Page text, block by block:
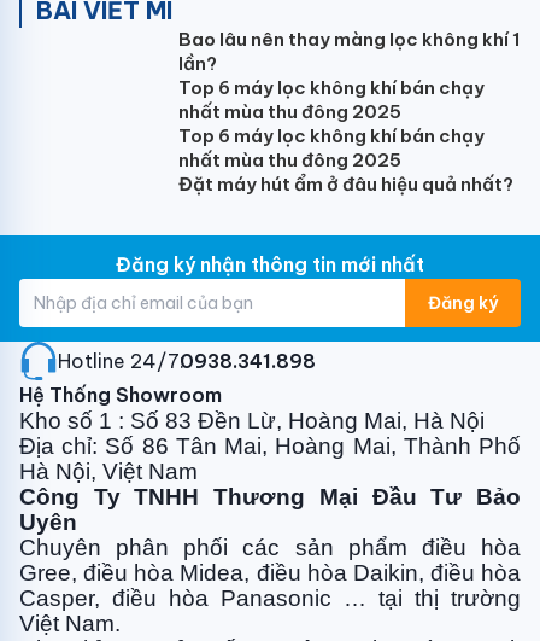
BÀI VIẾT MI
Bao lâu nên thay màng lọc không khí 1
lần?
Top 6 máy lọc không khí bán chạy
nhất mùa thu đông 2025
Top 6 máy lọc không khí bán chạy
nhất mùa thu đông 2025
Đặt máy hút ẩm ở đâu hiệu quả nhất?
Đăng ký nhận thông tin mới nhất
Đăng ký
Hotline 24/7:0938.341.898
Hệ Thống Showroom
Kho số 1 : Số 83 Đền Lừ, Hoàng Mai, Hà Nội
Địa chỉ: Số 86 Tân Mai, Hoàng Mai, Thành Phố
Hà Nội, Việt Nam
Công Ty TNHH Thương Mại Đầu Tư Bảo
Uyên
Chuyên phân phối các sản phẩm điều hòa
Gree, điều hòa Midea, điều hòa Daikin, điều hòa
Casper, điều hòa Panasonic … tại thị trường
Việt Nam.